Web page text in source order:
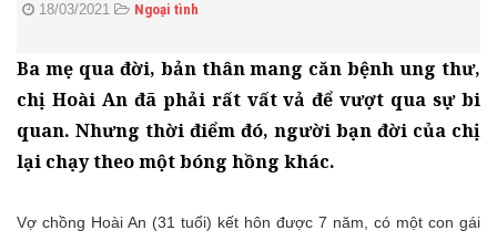
18/03/2021 Ngoại tình
Ba mẹ qua đời, bản thân mang căn bệnh ung thư,
chị Hoài An đã phải rất vất vả để vượt qua sự bi
quan. Nhưng thời điểm đó, người bạn đời của chị
lại chạy theo một bóng hồng khác.
Vợ chồng Hoài An (31 tuổi) kết hôn được 7 năm, có một con gái